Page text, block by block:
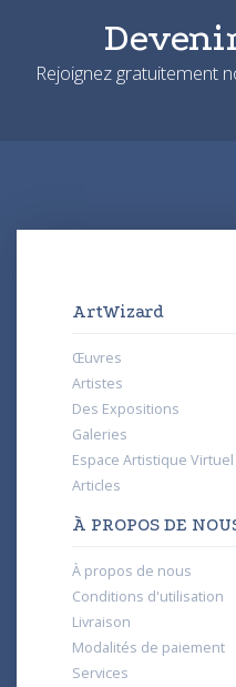
Rejoignez gratuitement
ArtWizard
Œuvres
Artistes
Des Expositions
Galeries
Espace Artistique Virtuel
Articles
À PROPOS DE
À propos de nous
Conditions d'utilisation
Livraison
Modalités de paiement
Services